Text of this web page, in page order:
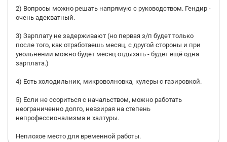
2) Вопросы можно решать напрямую с руководством. Гендир -
очень адекватный.
3) Зарплату не задерживают (но первая з/п будет только
после того, как отработаешь месяц, с другой стороны и при
увольнении можно будет месяц отдыхать - будет ещё одна
зарплата.)
4) Есть холодильник, микроволновка, кулеры с газировкой.
5) Если не ссориться с начальством, можно работать
неограниченно долго, невзирая на степень
непрофессионализма и халтуры.
Неплохое место для временной работы.